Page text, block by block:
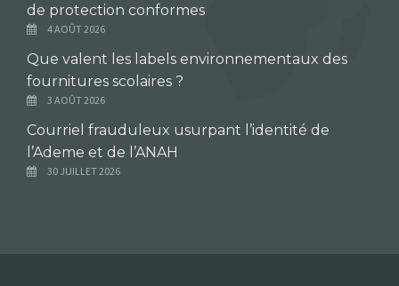
de protection conformes
4 AOÛT 2026
Que valent les labels environnementaux des
fournitures scolaires ?
3 AOÛT 2026
Courriel frauduleux usurpant l’identité de
l’Ademe et de l’ANAH
30 JUILLET 2026